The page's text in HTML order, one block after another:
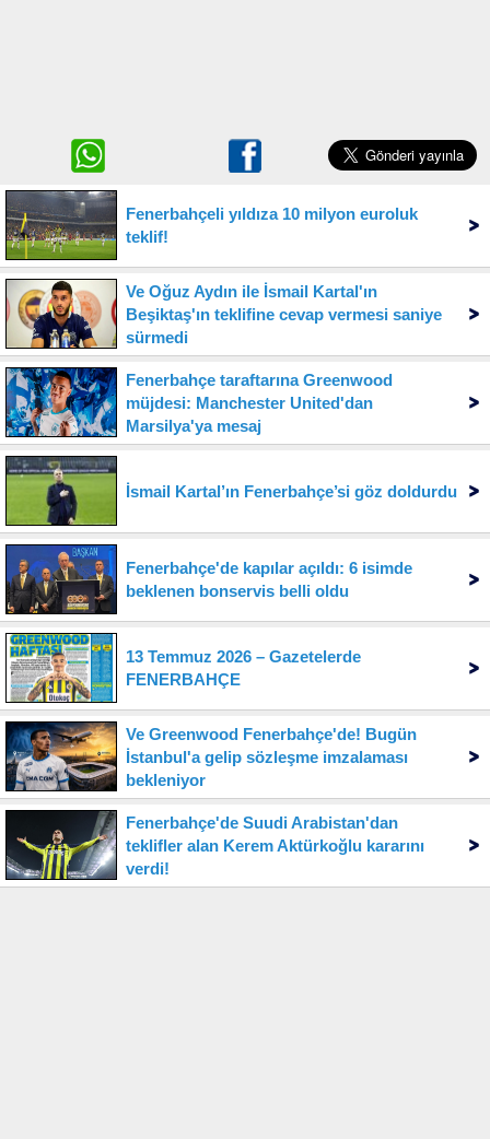
Fenerbahçeli yıldıza 10 milyon euroluk
teklif!
Ve Oğuz Aydın ile İsmail Kartal'ın
Beşiktaş'ın teklifine cevap vermesi saniye
sürmedi
Fenerbahçe taraftarına Greenwood
müjdesi: Manchester United'dan
Marsilya'ya mesaj
İsmail Kartal’ın Fenerbahçe’si göz doldurdu
Fenerbahçe'de kapılar açıldı: 6 isimde
beklenen bonservis belli oldu
13 Temmuz 2026 – Gazetelerde
FENERBAHÇE
Ve Greenwood Fenerbahçe'de! Bugün
İstanbul'a gelip sözleşme imzalaması
bekleniyor
Fenerbahçe'de Suudi Arabistan'dan
teklifler alan Kerem Aktürkoğlu kararını
verdi!